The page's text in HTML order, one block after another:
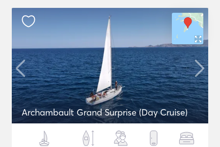
Archambault Grand Surprise (Day Cruise)